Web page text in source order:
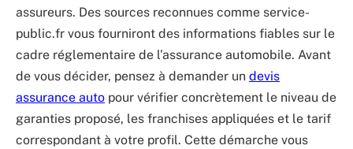
assureurs. Des sources reconnues comme service-
public.fr vous fourniront des informations fiables sur le
cadre réglementaire de l’assurance automobile. Avant
de vous décider, pensez à demander un devis
assurance auto pour vérifier concrètement le niveau de
garanties proposé, les franchises appliquées et le tarif
correspondant à votre profil. Cette démarche vous